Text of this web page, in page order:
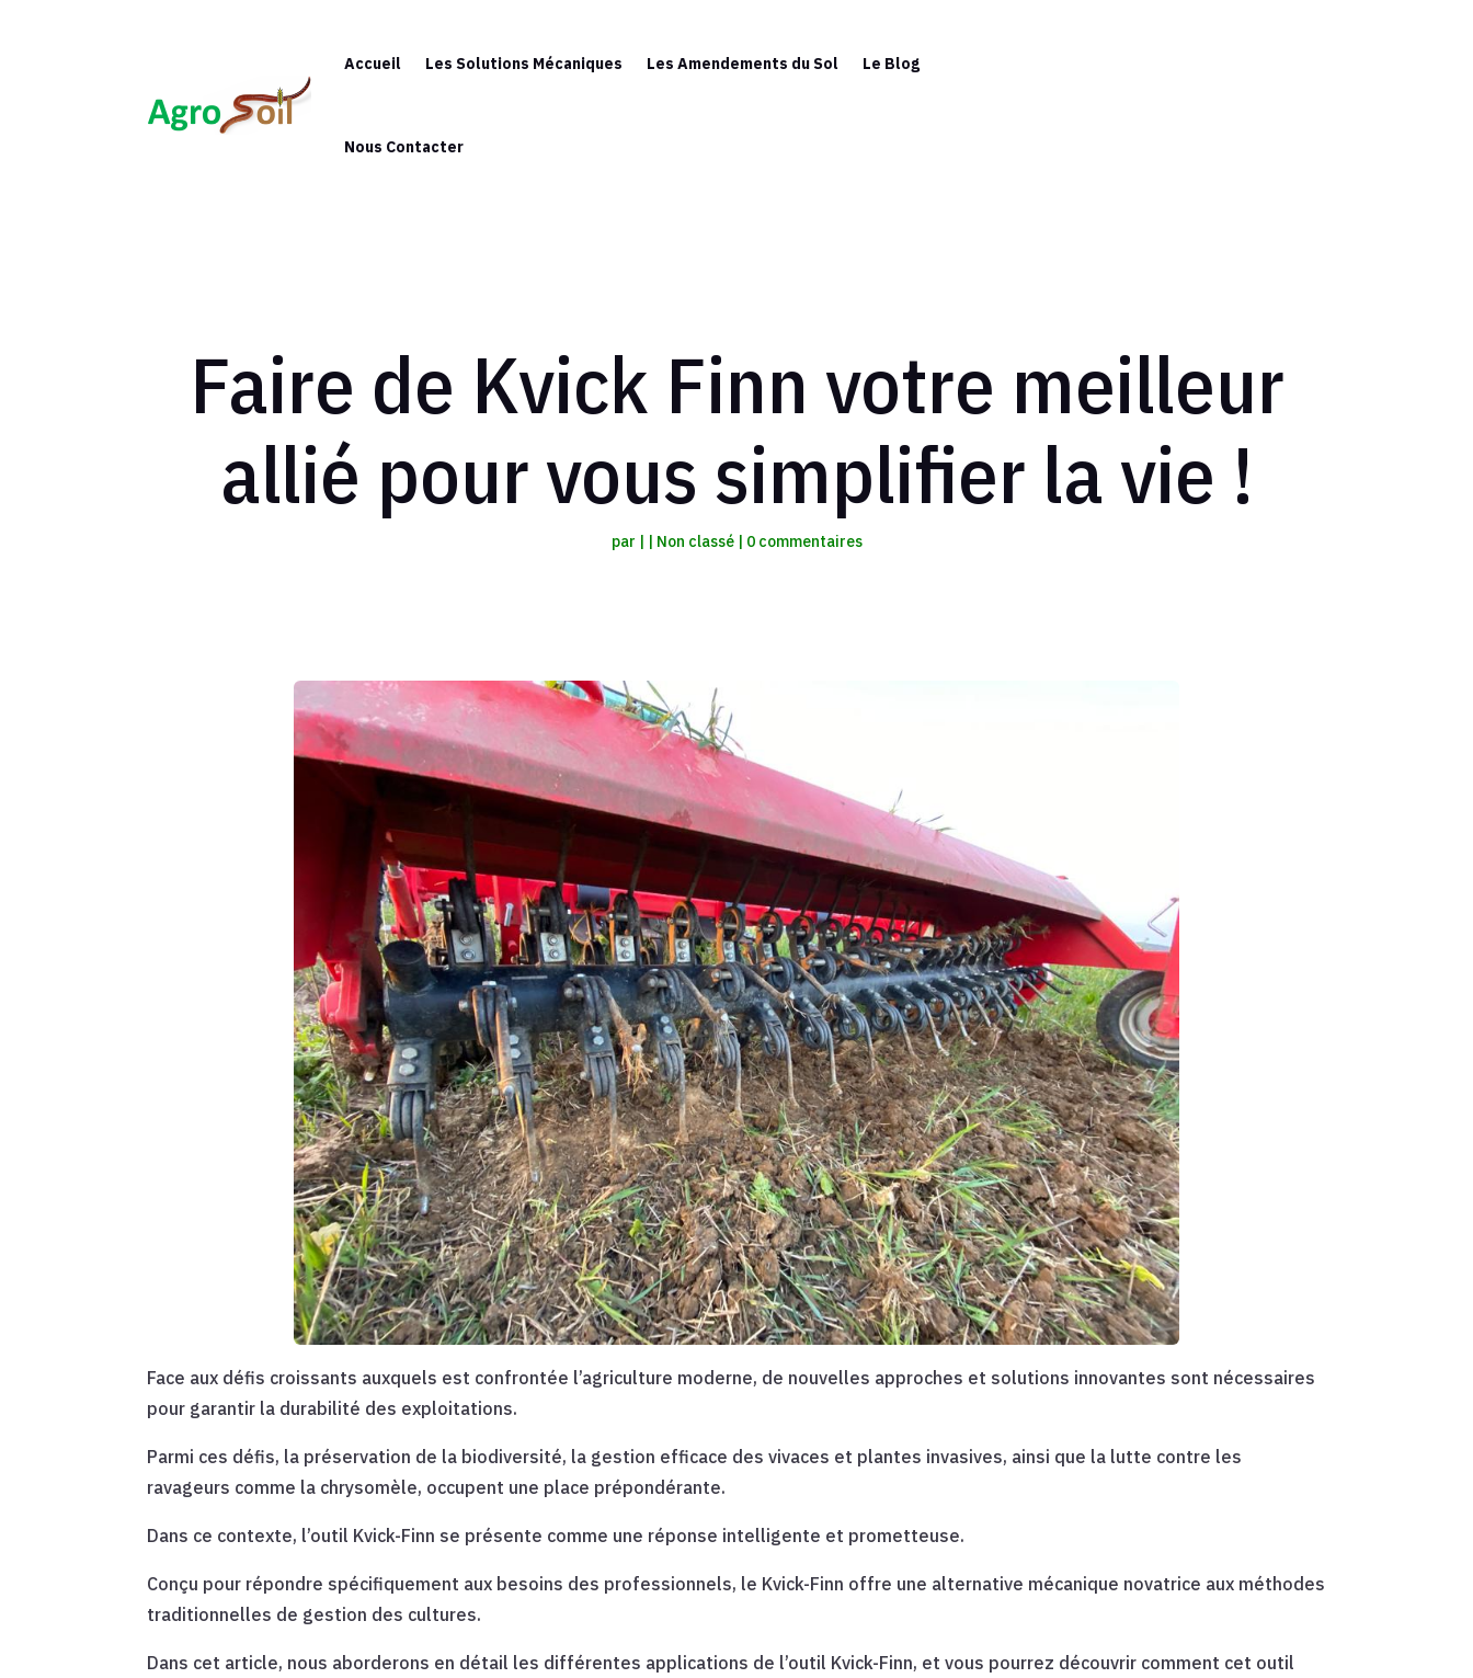
Accueil Les Solutions Mécaniques Les Amendements du Sol Le Blog
Nous Contacter
Faire de Kvick Finn votre meilleur
allié pour vous simplifier la vie !
par | | Non classé| 0 commentaires
Face aux défis croissants auxquels est confrontée l’agriculture moderne, de nouvelles approches et solutions innovantes sont nécessaires
pour garantir la durabilité des exploitations.
Parmi ces défis, la préservation de la biodiversité, la gestion efficace des vivaces et plantes invasives, ainsi que la lutte contre les
ravageurs comme la chrysomèle, occupent une place prépondérante.
Dans ce contexte, l’outil Kvick-Finn se présente comme une réponse intelligente et prometteuse.
Conçu pour répondre spécifiquement aux besoins des professionnels, le Kvick-Finn offre une alternative mécanique novatrice aux méthodes
traditionnelles de gestion des cultures.
Dans cet article, nous aborderons en détail les différentes applications de l’outil Kvick-Finn, et vous pourrez découvrir comment cet outil